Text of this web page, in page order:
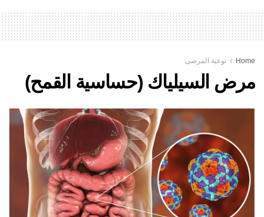
Home توعية المرضى
مرض السيلياك (حساسية القمح)